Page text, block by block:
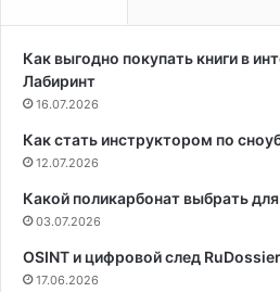
Как выгодно покупать книги в
Лабиринт
16.07.2026
Как стать инструктором по
12.07.2026
Какой поликарбонат выбрать
03.07.2026
OSINT и цифровой след
17.06.2026